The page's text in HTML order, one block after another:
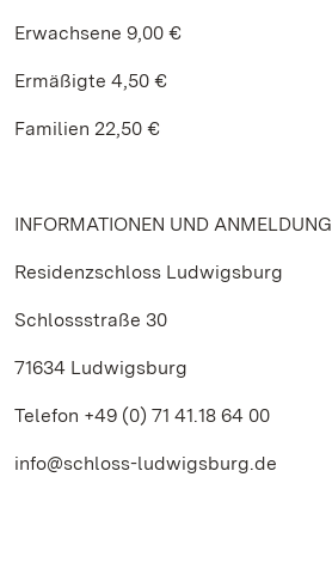
Erwachsene 9,00 €
Ermäßigte 4,50 €
Familien 22,50 €
INFORMATIONEN UND ANMELDUNG
Residenzschloss Ludwigsburg
Schlossstraße 30
71634 Ludwigsburg
Telefon +49 (0) 71 41.18 64 00
info@schloss-ludwigsburg.de